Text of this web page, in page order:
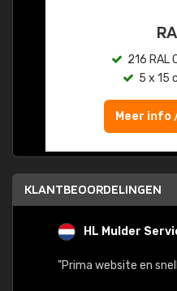
216 RAL
5 x 15
Meer info
KLANTBEOORDELINGEN
HL Mulder
"Prima website en